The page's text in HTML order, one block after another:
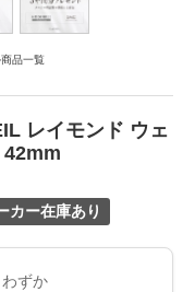
品一覧
レイモンド ウェ
42mm
カー在庫あり
ずか